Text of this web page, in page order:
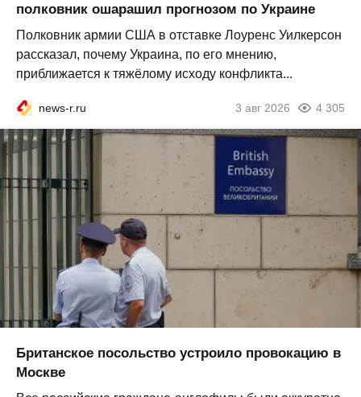
полковник ошарашил прогнозом по Украине
Полковник армии США в отставке Лоуренс Уилкерсон
рассказал, почему Украина, по его мнению,
приближается к тяжёлому исходу конфликта...
news-r.ru 3 авг 2026 4 305
Британское посольство устроило провокацию в
Москве